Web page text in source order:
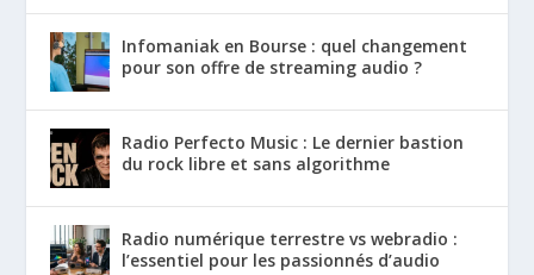
Infomaniak en Bourse : quel changement
pour son offre de streaming audio ?
Radio Perfecto Music : Le dernier bastion
du rock libre et sans algorithme
Radio numérique terrestre vs webradio :
l’essentiel pour les passionnés d’audio